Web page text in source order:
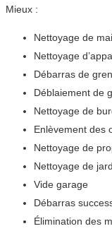
Mieux :
Nettoyage de
Nettoyage
Débarras de
Déblaiement de
Nettoyage de
Enlèvement des
Nettoyage de
Nettoyage de
Vide garage
Débarras
Élimination des